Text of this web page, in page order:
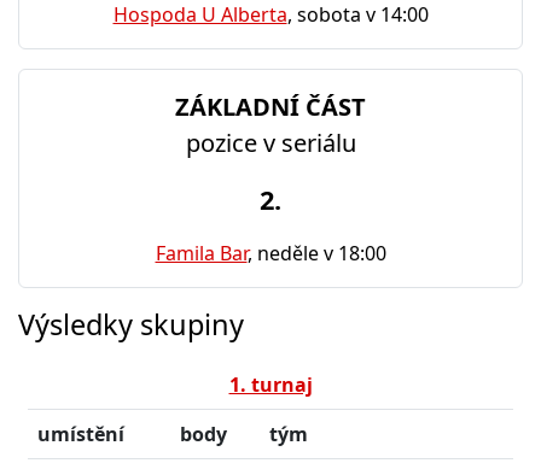
Hospoda U Alberta, sobota v 14:00
ZÁKLADNÍ ČÁST
pozice v seriálu
2.
Famila Bar, neděle v 18:00
Výsledky skupiny
1. turnaj
umístění
body
tým